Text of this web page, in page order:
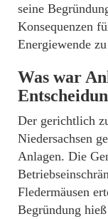
seine
Konsequenzen
Energiewende
Was war
Der gerichtlich
Niedersachsen
Anlagen. Die
Fledermäusen
Begründung